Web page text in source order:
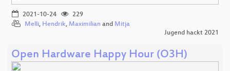
2021-10-24
229
Melli, Hendrik, Maximilian and Mitja
Jugend hackt 2021
Open Hardware Happy Hour (O3H)